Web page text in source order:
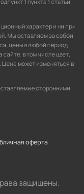
1 пункта 1 статьи
характер и ни при
Мы оставляем за собой
цены в любой период
в том числе цвет,
Цена может изменяться в
сторонними
оферта
защищены.